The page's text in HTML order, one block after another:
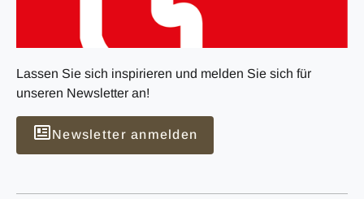
Lassen Sie sich inspirieren und melden Sie sich für
unseren Newsletter an!
Newsletter anmelden